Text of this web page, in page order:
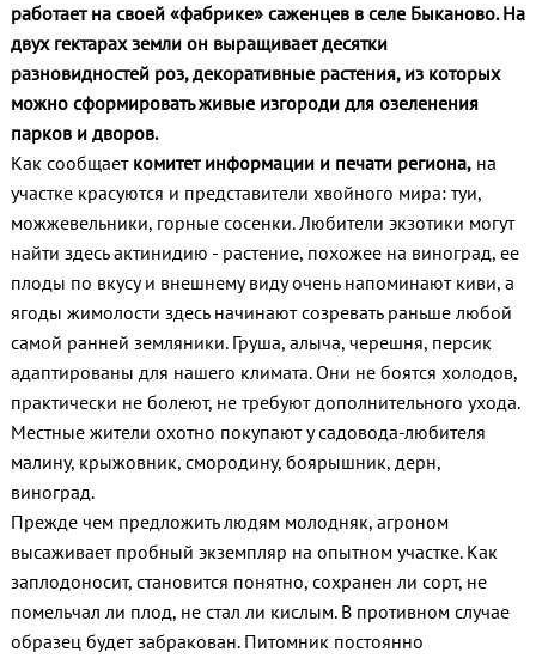
работает на своей «фабрике» саженцев в селе Быканово. На
двух гектарах земли он выращивает десятки
разновидностей роз, декоративные растения, из которых
можно сформировать живые изгороди для озеленения
парков и дворов.
Как сообщает комитет информации и печати региона,на
участке красуются и представители хвойного мира: туи,
можжевельники, горные сосенки. Любители экзотики могут
найти здесь актинидию - растение, похожее на виноград, ее
плоды по вкусу и внешнему виду очень напоминают киви, а
ягоды жимолости здесь начинают созревать раньше любой
самой ранней земляники. Груша, алыча, черешня, персик
адаптированы для нашего климата. Они не боятся холодов,
практически не болеют, не требуют дополнительного ухода.
Местные жители охотно покупают у садовода-любителя
малину, крыжовник, смородину, боярышник, дерн,
виноград.
Прежде чем предложить людям молодняк, агроном
высаживает пробный экземпляр на опытном участке. Как
заплодоносит, становится понятно, сохранен ли сорт, не
помельчал ли плод, не стал ли кислым. В противном случае
образец будет забракован. Питомник постоянно